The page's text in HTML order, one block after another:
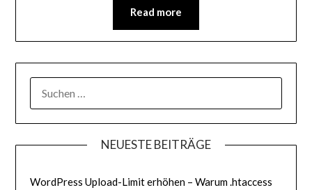
Read more
NACH:
NEUESTE BEITRÄGE
WordPress Upload-Limit erhöhen – Warum .htaccess